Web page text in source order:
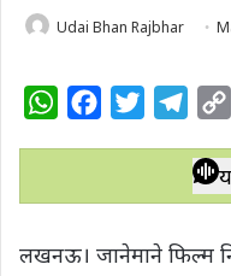
Udai Bhan Rajbhar
W
t
e
t
l
e
लखनऊ। जानेमाने फिल्म